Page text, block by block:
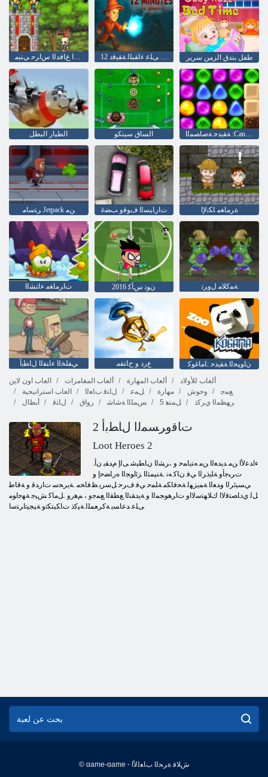
ﺔﻌﻠﻘﻟﺍ ﻉﺎﻓﺪﻟﺍ ﺱﺍﺮﺣ ﻲﻨﻴﻣ ﺓﺎﻴﺤﻟﺍ ﺪﻴﻗ ﻰﻠﻋ ءﺎﻘﺒﻠﻟ ﺔﻘﻴﻗﺩ 12 طفل بندق الزمن سرير
الطيار البطل الساق سينكو ﺔﻘﻳﺪﺣ ﺔﺻﺎﺼﻤﻟﺍ :Candyland 4 ﻰﻟﺇ ﺓﺩﻮﻌﻟﺍ
ﺮﺘﺳﺎﻣ Jetpack ﻦﻣ ﺕﺍﺭﺎﻴﺴﻟﺍ ﻑﻮﻗﻭ ﺐﻀﻏ ﺓﺮﻣﺎﻐﻣ ﺎﻜﻧﻹ ﺍ
ﺕﺍﺮﻣﺎﻐﻣ ءﺎﺘﺸﻟﺍ 2016 ﻥﻮﺗ ﺱﺄﻛ ﺔﻤﻛﻼ ﻣ ﻝﻭﺮﺗ
ﻲﻔﻠﺨﻟﺍ ءﺎﻨﻔﻟﺍ ﻝﺎﻄﺑﺃ ﻉﺭﺩ ﻭ ﺡﺎﺘﻔﻣ
ﻥﺍﻮﻴﺤﻟﺍ ﺔﻘﻳﺪﺣ :ﺎﻣﺎﻏﻮﻛ
العاب اون لاين
ألعاب المغامرات ألعاب المهارة
ألعاب للأولاد
العاب استراتيجية
ﻝﺎﺘﻗ ﺏﺎﻌﻟﺍ ﻞﻤﻋ مهارة وحوش
ﻊﻤﺟ
أبطال
ﻝﺎﺘﻗ رواق ﺲﻤﻠﻟﺍ ﺔﺷﺎﺷ 5 ﻞﻤﺘﻫ ﺮﻬﻈﻤﻟﺍ ﻱﺮﻛﺫ
2 ﺕﺎﻗﻭﺮﺴﻤﻟﺍ ﻝﺎﻄﺑﺃ
Loot Heroes 2
.ءﺍﺪﻋﻷ ﺍ ﻦﻣ ﺪﻳﺪﻌﻟﺍ ﻦﻣ ﻪﺘﻳﺎﻤﺣ ﻭ ،ﺮﺸﻟﺍ ﻥﺎﻄﻴﺷ ﻰﻟﺇ ﻡﺪﻘﻳ ﻥﺃ
ﺕﺮﺒﺟﺃﻭ ﺔﻠﻳﺫﺮﻟﺍ ﻲﻓ ﻥﺎﻛ ﻪﻧ .ﺔﻨﻴﻤﺜﻟﺍ ﺰﺋﺍﻮﺠﻟﺍ ﻩﺭﺎﻀﺣﺇ ﻭ
ﻲﺴﻴﺋﺮﻟﺍ ﻭﺪﻌﻟﺍ ﺔﻤﻳﺰﻬﻟ ﺔﺤﻓﺎﻜﻣ ﺔﻠﻤﺣ ﻲﻓ ﻑﺮﺣ ﻞﺳﺮﻳ ﻆﻓﺎﺤﻣ .ﺔﻳﺮﺤﺳ ﺕﺍﺭﺪﻗ ﻭ ﺔﻗﺎﻃ
ﻞﻟ ﻱﺩﺎﺼﺘﻗﻻ ﺍ ﻙﻼ ﻬﺘﺳﻻ ﺍﻭ ﺕﺍﺮﻫﻮﺠﻤﻟﺍ ﻭ ﺔﻳﺪﻘﻨﻟﺍ ﻊﻄﻘﻟﺍ ﻊﻤﺟﻭ ، ﻢﻫﺭﻭ .ﻞﻣﺎﻛ ﺶﻴﺟ ﺔﻬﺟﺍﻮﻣ
ﻰﻠﻋ ﺪﻋﺎﺴﻳ ﺔﻛﺮﻌﻤﻠﻟ ﺔﻴﻛﺫ ﺕﺎﻜﻴﺘﻜﺗﻭ ﺔﻴﺠﻴﺗﺍﺮﺘﺳﺍ
© game-game - ﺵﻼ ﻓ ﺓﺮﺤﻟﺍ ﺏﺎﻌﻟﻷ ﺍ